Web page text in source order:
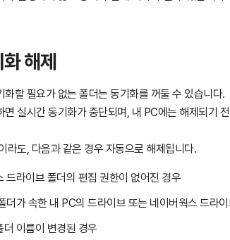
해제
화할 필요가 없는 폴더는 동기화를 꺼둘 수 있습니다.
면 실시간 동기화가 중단되며, 내 PC에는 해제되기
라도, 다음과 같은 경우 자동으로 해제됩니다.
드라이브 폴더의 편집 권한이 없어진 경우
더가 속한 내 PC의 드라이브 또는 네이버웍스 드라
더 이름이 변경된 경우